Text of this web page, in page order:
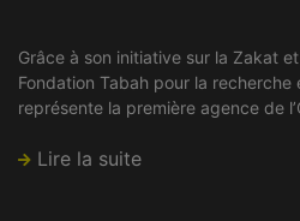
Grâce à son initiative sur la Zakat
Fondation Tabah pour la recherche
représente la première agence de
Lire la suite